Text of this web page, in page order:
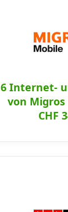
6 Internet-
von
CHF